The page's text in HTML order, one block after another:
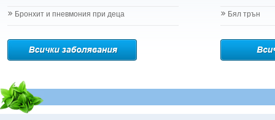
Бронхит и пневмония при деца Бял трън